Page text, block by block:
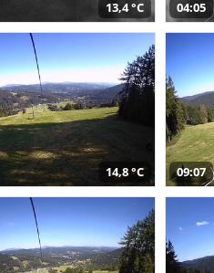
13,4 °C 04:05
14,8 °C 09:07